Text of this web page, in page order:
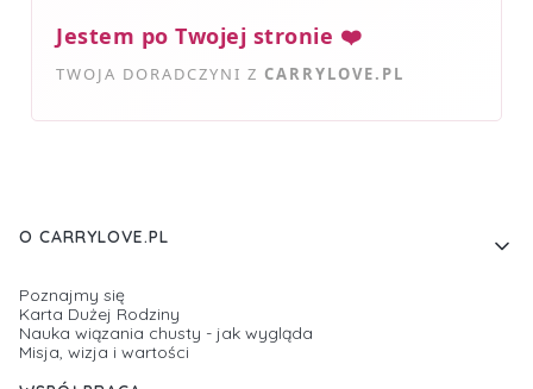
Jestem po Twojej stronie ❤️
TWOJA DORADCZYNI Z CARRYLOVE.PL
Linki w stopce
O CARRYLOVE.PL
Poznajmy się
Karta Dużej Rodziny
Nauka wiązania chusty - jak wygląda
Misja, wizja i wartości